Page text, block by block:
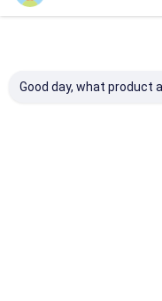
Good day, what product